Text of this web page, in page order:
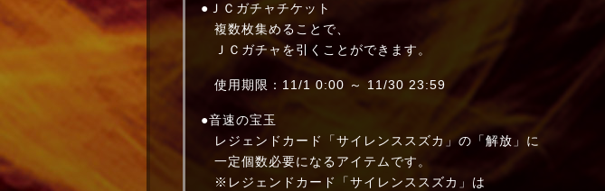
●ＪＣガチャチケット
複数枚集めることで、
ＪＣガチャを引くことができます。
使用期限：11/1 0:00 ～ 11/30 23:59
●音速の宝玉
レジェンドカード「サイレンススズカ」の「解放」に
一定個数必要になるアイテムです。
※レジェンドカード「サイレンススズカ」は